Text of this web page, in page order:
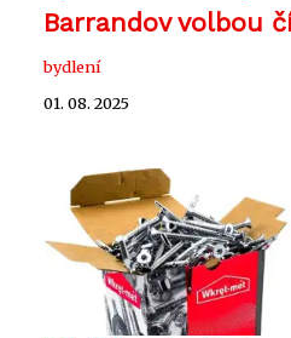
Barrandov volbou
bydlení
01. 08. 2025